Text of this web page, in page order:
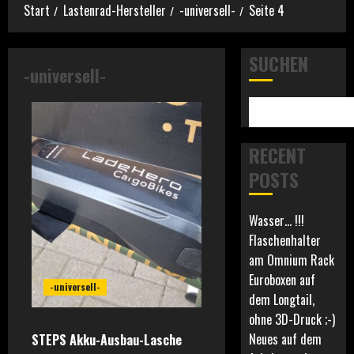
Start Lastenrad-Hersteller -universell- Seite 4
-universell-
-universell-
STEPS Akku-Ausbau-Lasche
-universell-
Boda Boda (Yuba)
Breeze (Urban Arrow)
e-cargoville LT (Bergamont)
e-Packr XL (Metz)
Equo 5 (O2 feel)
Fastrack (Yuba)
Justlong (Bicicapace)
Kind
Kombi (Yuba)
Loady (Velo de Ville)
Long (Bike43)
Longtail (Le Petit Porteur)
LT1 (Douze Cycles)
SUCHEN
RECENT
POSTS
Wasser… !!!
Flaschenhalter
am Omnium Rack
Euroboxen auf
dem Longtail,
ohne 3D-Druck ;-)
Neues auf dem